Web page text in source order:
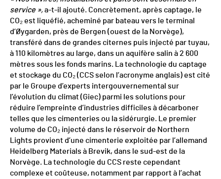
service »,a-t-il ajouté. Concrètement, après captage, le
CO₂ est liquéfié, acheminé par bateau vers le terminal
d’Øygarden, près de Bergen (ouest de la Norvège),
transféré dans de grandes citernes puis injecté par tuyau,
à 110 kilomètres au large, dans un aquifère salin à 2 600
mètres sous les fonds marins. La technologie du captage
et stockage du CO₂ (CCS selon l’acronyme anglais) est cité
par le Groupe d’experts intergouvernemental sur
l’évolution du climat (Giec) parmi les solutions pour
réduire l’empreinte d’industries difficiles à décarboner
telles que les cimenteries ou la sidérurgie. Le premier
volume de CO₂ injecté dans le réservoir de Northern
Lights provient d’une cimenterie exploitée par l’allemand
Heidelberg Materials à Brevik, dans le sud-est de la
Norvège. La technologie du CCS reste cependant
complexe et coûteuse, notamment par rapport à l’achat